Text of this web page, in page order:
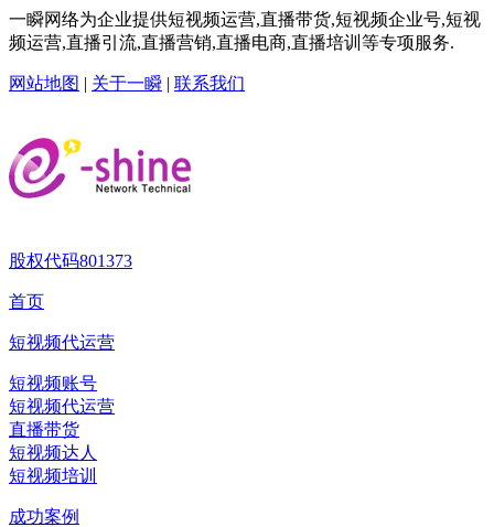
一瞬网络为企业提供短视频运营,直播带货,短视频企业号,短视
频运营,直播引流,直播营销,直播电商,直播培训等专项服务.
网站地图 | 关于一瞬 | 联系我们
股权代码801373
首页
短视频代运营
短视频账号
短视频代运营
直播带货
短视频达人
短视频培训
成功案例